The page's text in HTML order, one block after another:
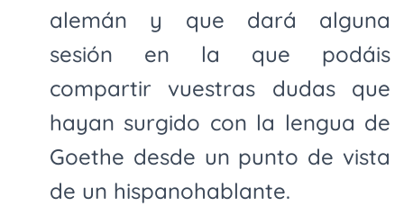
alemán y que dará alguna
sesión en la que podáis
compartir vuestras dudas que
hayan surgido con la lengua de
Goethe desde un punto de vista
de un hispanohablante.